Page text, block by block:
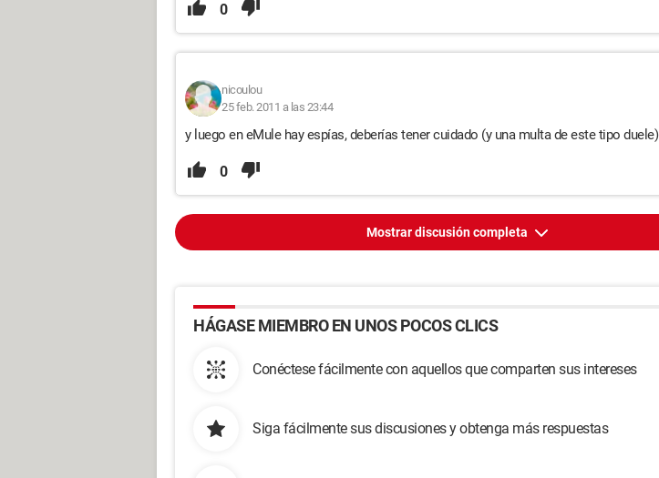
0
nicoulou
25 feb. 2011 a las 23:44
y luego en eMule hay espías, deberías tener cuidado (y una multa de este tipo duele)
0
Mostrar discusión completa
HÁGASE MIEMBRO EN UNOS POCOS CLICS
Conéctese fácilmente con aquellos que comparten sus intereses
Siga fácilmente sus discusiones y obtenga más respuestas